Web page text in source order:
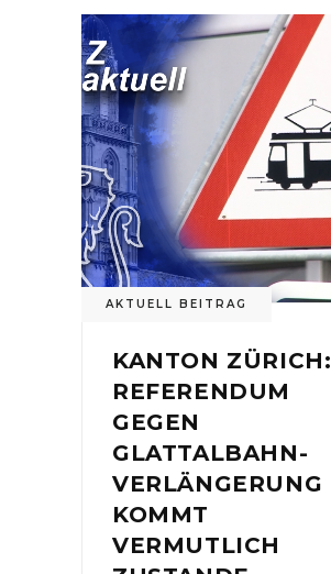
AKTUELL BEITRAG
KANTON ZÜRICH:
REFERENDUM
GEGEN
GLATTALBAHN-
VERLÄNGERUNG
KOMMT
VERMUTLICH